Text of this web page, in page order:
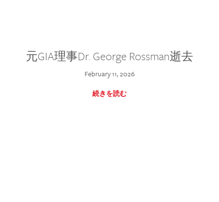
元GIA理事Dr. George Rossman逝去
February 11, 2026
続きを読む